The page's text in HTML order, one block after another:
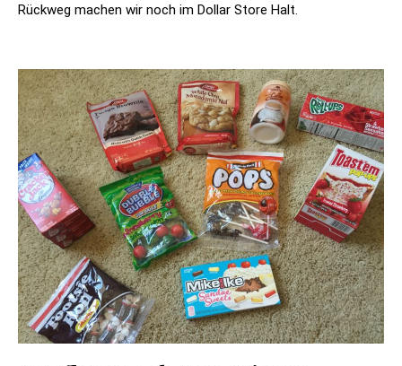
Rückweg machen wir noch im Dollar Store Halt.